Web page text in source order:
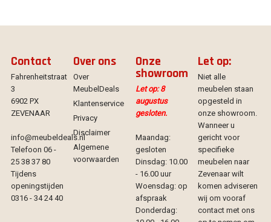
Contact
Fahrenheitstraat
3
6902 PX
ZEVENAAR
info@meubeldeals.nl
Telefoon 06 -
25 38 37 80
Tijdens
openingstijden
0316 - 34 24 40
Over ons
Over
MeubelDeals
Klantenservice
Privacy
Disclaimer
Algemene
voorwaarden
Onze
showroom
Let op: 8
augustus
gesloten.
Maandag:
gesloten
Dinsdag: 10.00
- 16.00 uur
Woensdag: op
afspraak
Donderdag:
Let op:
Niet alle
meubelen staan
opgesteld in
onze showroom.
Wanneer u
gericht voor
specifieke
meubelen naar
Zevenaar wilt
komen adviseren
wij om vooraf
contact met ons